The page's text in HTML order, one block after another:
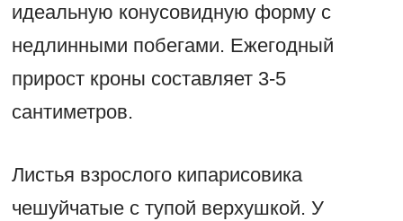
идеальную конусовидную форму с
недлинными побегами. Ежегодный
прирост кроны составляет 3-5
сантиметров.
Листья взрослого кипарисовика
чешуйчатые с тупой верхушкой. У